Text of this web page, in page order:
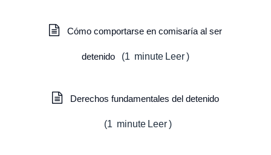
Cómo comportarse en comisaría al ser
detenido (1 minute Leer)
Derechos fundamentales del detenido
(1 minute Leer )